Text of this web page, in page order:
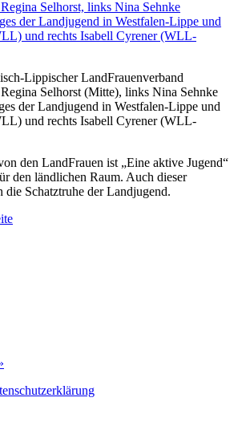
Lippischer LandFrauenverband
Selhorst (Mitte), links Nina Sehnke
der Landjugend in Westfalen-Lippe und
und rechts Isabell Cyrener (WLL-
den LandFrauen ist „Eine aktive Jugend“
den ländlichen Raum. Auch dieser
die Schatztruhe der Landjugend.